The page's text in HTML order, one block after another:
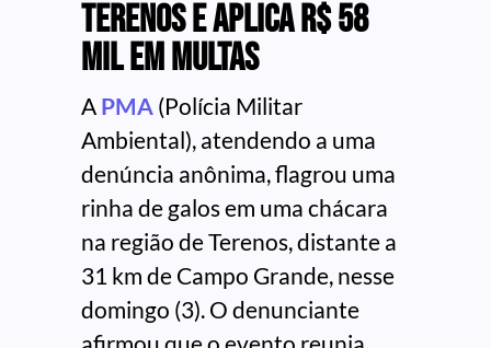
Terenos e aplica R$ 58
mil em multas
A PMA (Polícia Militar
Ambiental), atendendo a uma
denúncia anônima, flagrou uma
rinha de galos em uma chácara
na região de Terenos, distante a
31 km de Campo Grande, nesse
domingo (3). O denunciante